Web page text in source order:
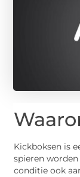
Kickboksen is
spieren
conditie ook